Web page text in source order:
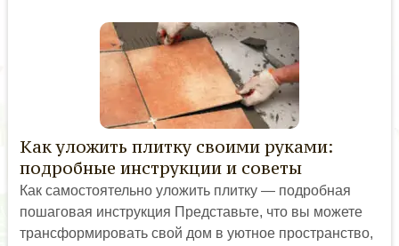
Как уложить плитку своими руками:
подробные инструкции и советы
Как самостоятельно уложить плитку — подробная
пошаговая инструкция Представьте, что вы можете
трансформировать свой дом в уютное пространство,